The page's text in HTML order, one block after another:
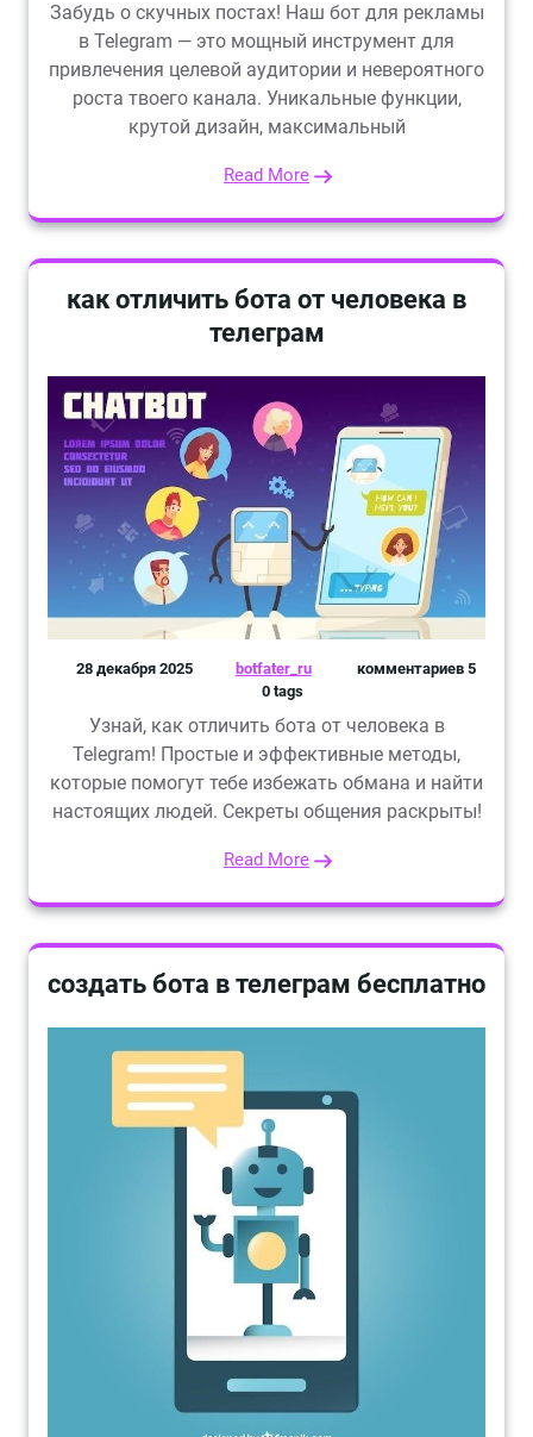
Забудь о скучных постах! Наш бот для рекламы
в Telegram — это мощный инструмент для
привлечения целевой аудитории и невероятного
роста твоего канала. Уникальные функции,
крутой дизайн, максимальный
Read More
как отличить бота от человека в
телеграм
28 декабря 2025 botfater_ru
комментариев 5
0 tags
Узнай, как отличить бота от человека в
Telegram! Простые и эффективные методы,
которые помогут тебе избежать обмана и найти
настоящих людей. Секреты общения раскрыты!
Read More
создать бота в телеграм бесплатно